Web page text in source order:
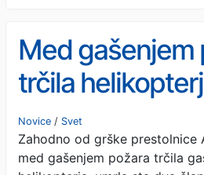
Med gašenjem
trčila
člana posadke
Novice / Svet
Zahodno od grške prestolnice
med gašenjem požara trčila